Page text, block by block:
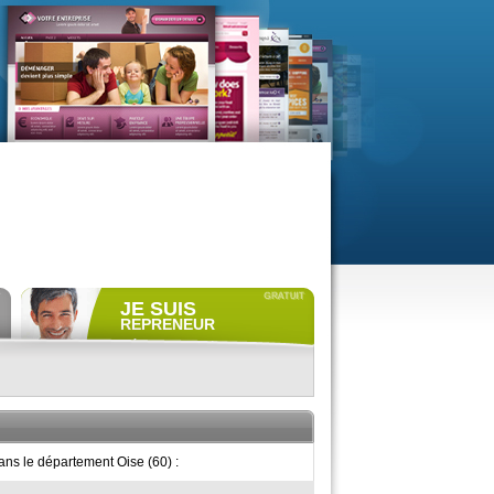
JE SUIS
REPRENEUR
Déposer gratuitementune
ACCÈS REPRENEUR
le département Oise (60) :